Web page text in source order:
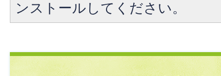
ンストールしてください。